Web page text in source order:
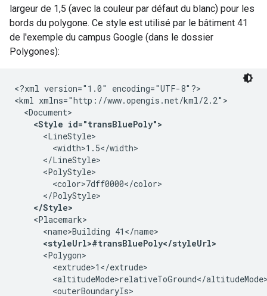
largeur de 1,5 (avec la couleur par défaut du blanc) pour les
bords du polygone. Ce style est utilisé par le bâtiment 41
de l'exemple du campus Google (dans le dossier
Polygones):
<?xml version="1.0" encoding="UTF-8"?>
<kml xmlns="http://www.opengis.net/kml/2.2">
  <Document>
<Style id="transBluePoly">
      <LineStyle>
        <width>1.5</width>
      </LineStyle>
      <PolyStyle>
        <color>7dff0000</color>
      </PolyStyle>
</Style>
    <Placemark>
      <name>Building 41</name>
<styleUrl>#transBluePoly</styleUrl>
      <Polygon>
        <extrude>1</extrude>
<altitudeMode>relativeToGround</
        <outerBoundaryIs>